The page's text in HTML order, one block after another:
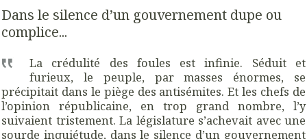
Dans le silence d’un gouvernement dupe ou
complice...
La crédulité des foules est infinie. Séduit et
furieux, le peuple, par masses énormes, se
précipitait dans le piège des antisémites. Et les chefs de
l’opinion républicaine, en trop grand nombre, l’y
suivaient tristement. La législature s’achevait avec une
sourde inquiétude, dans le silence d’un gouvernement